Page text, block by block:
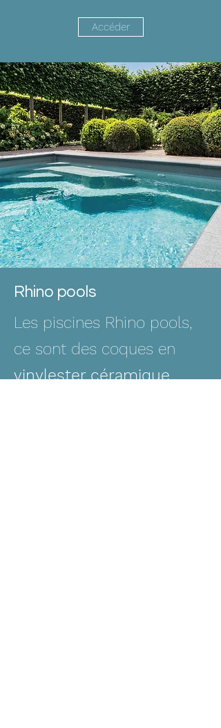
Accéder
Rhino pools
Les piscines Rhino pools,
ce sont des coques en
vinylester céramique,